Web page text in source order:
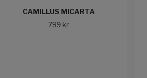
CAMILLUS MICARTA
799 kr